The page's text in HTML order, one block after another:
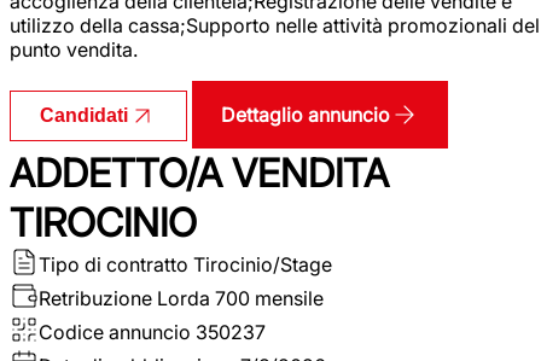
utilizzo della cassa;Supporto nelle attività promozionali del
punto vendita.
Candidati Dettaglio annuncio
ADDETTO/A VENDITA
TIROCINIO
Tipo di contratto Tirocinio/Stage
Retribuzione Lorda 700 mensile
Codice annuncio 350237